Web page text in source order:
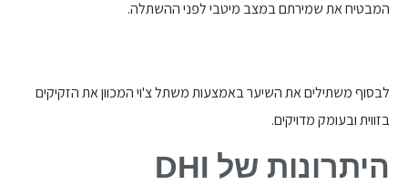
המבטיח את שמירתם במצב מיטבי לפני ההשתלה.
לבסוף משתילים את השיער באמצעות משתל צ'וי המכוון את הזקיקים
בזווית ובעומק מדויקים.
היתרונות של DHI